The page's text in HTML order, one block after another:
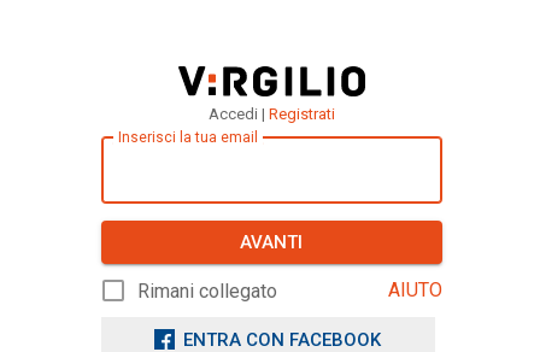
Accedi | Registrati
Inserisci la tua email
AVANTI
Rimani collegato AIUTO
ENTRA CON FACEBOOK